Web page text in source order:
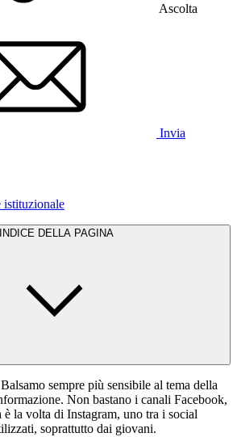
Ascolta
Invia
istituzionale
INDICE DELLA PAGINA
sempre più sensibile al tema della
Non bastano i canali Facebook,
la volta di Instagram, uno tra i social
soprattutto dai giovani.